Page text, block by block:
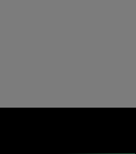
Hírek